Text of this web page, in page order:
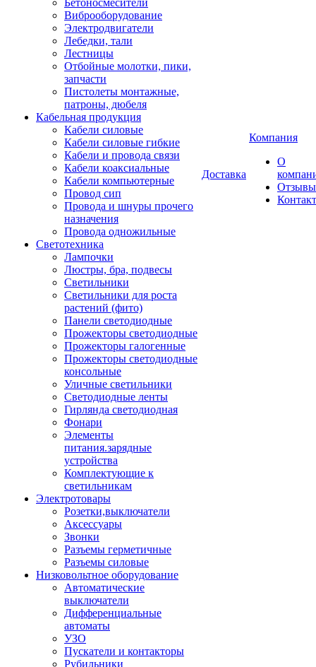
Бетоносмесители
Виброоборудование
Электродвигатели
Лебедки, тали
Лестницы
Отбойные молотки, пики,
запчасти
Пистолеты монтажные,
патроны, дюбеля
Кабельная продукция
Кабели силовые
Кабели силовые гибкие
Кабели и провода связи
Кабели коаксиальные
Кабели компьютерные
Провод сип
Провода и шнуры прочего
назначения
Провода одножильные
Светотехника
Лампочки
Люстры, бра, подвесы
Светильники
Светильники для роста
растений (фито)
Панели светодиодные
Прожекторы светодиодные
Прожекторы галогенные
Прожекторы светодиодные
консольные
Уличные светильники
Светодиодные ленты
Гирлянда светодиодная
Фонари
Элементы
питания.зарядные
устройства
Комплектующие к
светильникам
Электротовары
Розетки,выключатели
Аксессуары
Звонки
Разъемы герметичные
Разъемы силовые
Низковольтное оборудование
Автоматические
выключатели
Дифференциальные
автоматы
УЗО
Пускатели и контакторы
Рубильники
Доставка
Компания
О
Отзывы